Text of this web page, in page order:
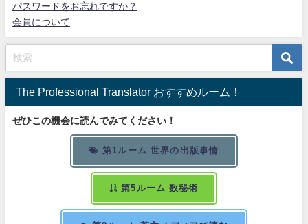
パスワードをお忘れですか？
会員について
The Professional Translator おすすめルーム！
ぜひこの機会に読んでみてください！
第1ルーム 世界の出版事情
第5ルーム 数秘術